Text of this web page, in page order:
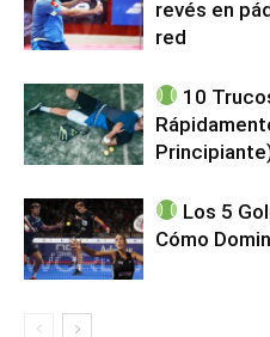
revés en
red
10
Los 5
Cómo